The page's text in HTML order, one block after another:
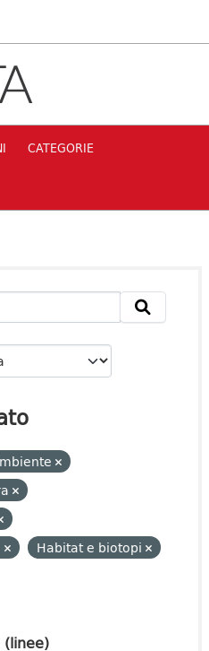
CATEGORIE
Habitat e biotopi